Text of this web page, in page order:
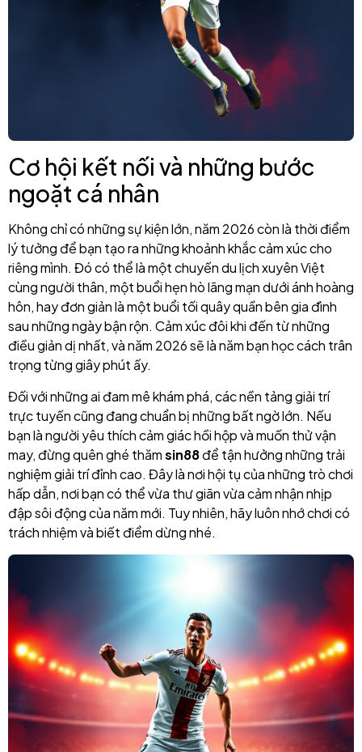
Cơ hội kết nối và những bước
ngoặt cá nhân
Không chỉ có những sự kiện lớn, năm 2026 còn là thời điểm
lý tưởng để bạn tạo ra những khoảnh khắc cảm xúc cho
riêng mình. Đó có thể là một chuyến du lịch xuyên Việt
cùng người thân, một buổi hẹn hò lãng mạn dưới ánh hoàng
hôn, hay đơn giản là một buổi tối quây quần bên gia đình
sau những ngày bận rộn. Cảm xúc đôi khi đến từ những
điều giản dị nhất, và năm 2026 sẽ là năm bạn học cách trân
trọng từng giây phút ấy.
Đối với những ai đam mê khám phá, các nền tảng giải trí
trực tuyến cũng đang chuẩn bị những bất ngờ lớn. Nếu
bạn là người yêu thích cảm giác hồi hộp và muốn thử vận
may, đừng quên ghé thămsin88để tận hưởng những trải
nghiệm giải trí đỉnh cao. Đây là nơi hội tụ của những trò chơi
hấp dẫn, nơi bạn có thể vừa thư giãn vừa cảm nhận nhịp
đập sôi động của năm mới. Tuy nhiên, hãy luôn nhớ chơi có
trách nhiệm và biết điểm dừng nhé.